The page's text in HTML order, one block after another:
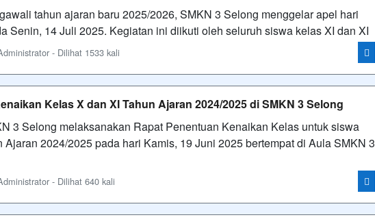
tahun ajaran baru 2025/2026, SMKN 3 Selong menggelar apel hari
Senin, 14 Juli 2025. Kegiatan ini diikuti oleh seluruh siswa kelas XI dan XI
- Dilihat 1533 kali
Kelas X dan XI Tahun Ajaran 2024/2025 di SMKN 3 Selong
3 Selong melaksanakan Rapat Penentuan Kenaikan Kelas untuk siswa
Ajaran 2024/2025 pada hari Kamis, 19 Juni 2025 bertempat di Aula SMKN 3
- Dilihat 640 kali